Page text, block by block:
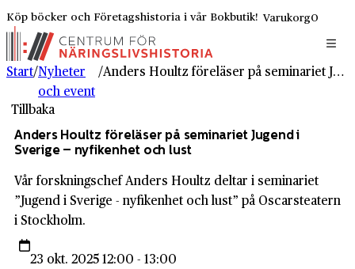
Köp böcker och Företagshistoria i vår Bokbutik! Varukorg0
Start/Nyheter
och event
/ Anders Houltz föreläser på seminariet Jugend i Sverige – nyfikenhet och lust
Tillbaka
Anders Houltz föreläser på seminariet Jugend i
Sverige – nyfikenhet och lust
Vår forskningschef Anders Houltz deltar i seminariet
”Jugend i Sverige - nyfikenhet och lust” på Oscarsteatern
i Stockholm.
23 okt. 2025 12:00 - 13:00